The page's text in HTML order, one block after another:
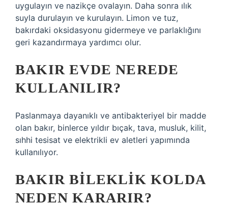
uygulayın ve nazikçe ovalayın. Daha sonra ılık
suyla durulayın ve kurulayın. Limon ve tuz,
bakırdaki oksidasyonu gidermeye ve parlaklığını
geri kazandırmaya yardımcı olur.
BAKIR EVDE NEREDE
KULLANILIR?
Paslanmaya dayanıklı ve antibakteriyel bir madde
olan bakır, binlerce yıldır bıçak, tava, musluk, kilit,
sıhhi tesisat ve elektrikli ev aletleri yapımında
kullanılıyor.
BAKIR BILEKLIK KOLDA
NEDEN KARARIR?